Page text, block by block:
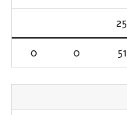
25
51
0
0